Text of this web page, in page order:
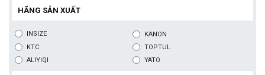
HÃNG SẢN XUẤT
INSIZE
KANON
KTC
TOPTUL
ALIYIQI
YATO